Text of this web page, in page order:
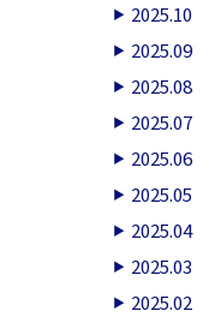
2025.10
2025.09
2025.08
2025.07
2025.06
2025.05
2025.04
2025.03
2025.02